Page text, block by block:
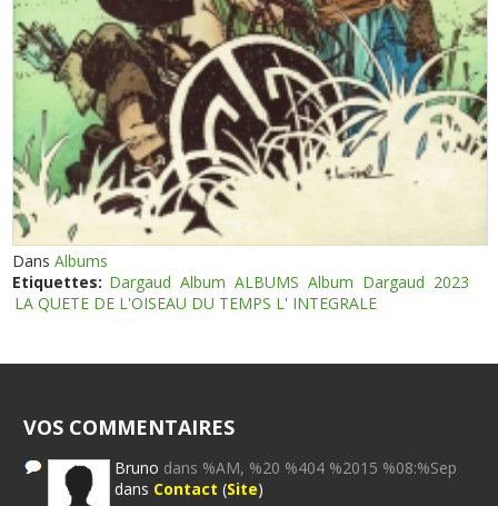
DansAlbums
Etiquettes: Dargaud Album ALBUMS Album Dargaud 2023
LA QUETE DE L'OISEAU DU TEMPS L' INTEGRALE
VOS COMMENTAIRES
Bruno dans %AM, %20 %404 %2015 %08:%Sep
dans Contact (Site)